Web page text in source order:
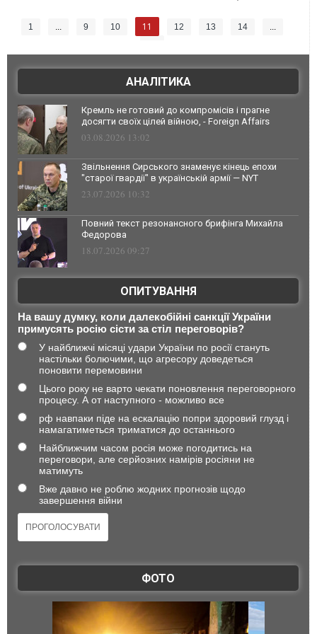
1 ... 9 10 11 12 13 14
...
АНАЛІТИКА
Кремль не готовий до компромісів і прагне
досягти своїх цілей війною, - Foreign Affairs
03.08.2026 13:02
Звільнення Сирського знаменує кінець епохи
"старої гвардії" в українській армії — NYT
23.07.2026 10:32
Повний текст резонансного брифінга Михайла
Федорова
18.07.2026 09:27
ОПИТУВАННЯ
На вашу думку, коли далекобійні санкції України
примусять росію сісти за стіл переговорів?
У найближчі місяці удари України по росії стануть
настільки болючими, що агресору доведеться
поновити перемовини
Цього року не варто чекати поновлення переговорного
процесу. А от наступного - можливо все
рф навпаки піде на ескалацію попри здоровий глузд і
намагатиметься триматися до останнього
Найближчим часом росія може погодитись на
переговори, але серйозних намірів росіяни не
матимуть
Вже давно не роблю жодних прогнозів щодо
завершення війни
ФОТО